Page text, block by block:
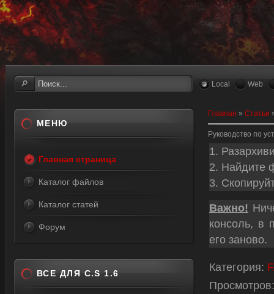
Local Web
Главная » Статьи
Руководство по
1.
2. Найдите
3.
Важно!
консоль, в
его заново.
Категория:
Просмотров
МЕНЮ
Главная страница
Каталог файлов
Каталог статей
Форум
ВСЕ ДЛЯ C.S 1.6